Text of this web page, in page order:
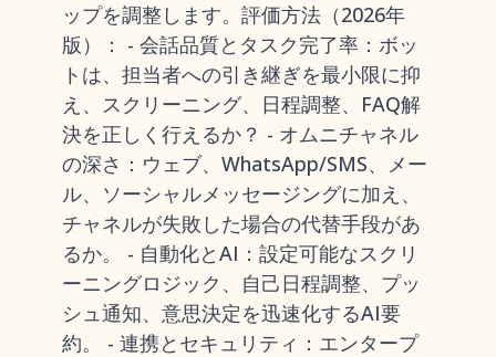
ップを調整します。評価方法（2026年
版）： - 会話品質とタスク完了率：ボッ
トは、担当者への引き継ぎを最小限に抑
え、スクリーニング、日程調整、FAQ解
決を正しく行えるか？ - オムニチャネル
の深さ：ウェブ、WhatsApp/SMS、メー
ル、ソーシャルメッセージングに加え、
チャネルが失敗した場合の代替手段があ
るか。 - 自動化とAI：設定可能なスクリ
ーニングロジック、自己日程調整、プッ
シュ通知、意思決定を迅速化するAI要
約。 - 連携とセキュリティ：エンタープ